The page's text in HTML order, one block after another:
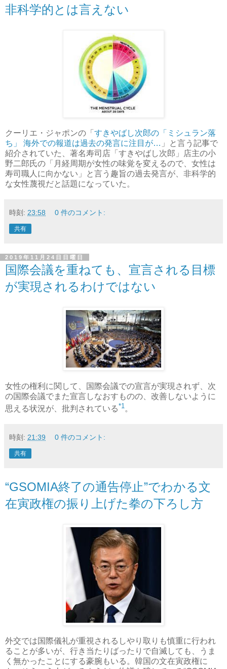
非科学的とは言えない
クーリエ・ジャポンの「 すきやばし次郎の「ミシュラン落
ち」 海外での報道は過去の発言に注目が… 」と言う記事で
紹介されていた、著名寿司店「すきやばし次郎」店主の小
野二郎氏の「月経周期が女性の味覚を変えるので、女性は
寿司職人に向かない」と言う趣旨の過去発言が、非科学的
な女性蔑視だと話題になっていた。
時刻: 23:58 0 件のコメント:
共有
2019年11月24日日曜日
国際会議を重ねても、宣言される目標
が実現されるわけではない
女性の権利に関して、国際会議での宣言が実現されず、次
の国際会議でまた宣言しなおすものの、改善しないように
思える状況が、批判されている*1 。
時刻: 21:39 0 件のコメント:
共有
“GSOMIA終了の通告停止”でわかる文
在寅政権の振り上げた拳の下ろし方
外交では国際儀礼が重視されるしやり取りも慎重に行われ
ることが多いが、行き当たりばったりで自滅しても、うま
く無かったことにする豪腕もいる。韓国の文在寅政権に